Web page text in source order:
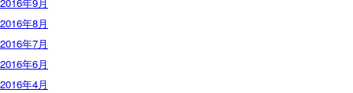
2016年8月
2016年7月
2016年6月
2016年4月